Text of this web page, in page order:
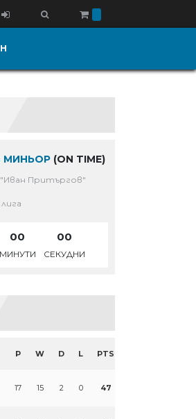
МИНЬОР (ON TIME)
Притъргов"
00
МИНУТИ
00
СЕКУДНИ
P W D L PTS
17 15 2 0 47